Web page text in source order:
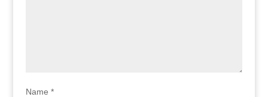
Name *